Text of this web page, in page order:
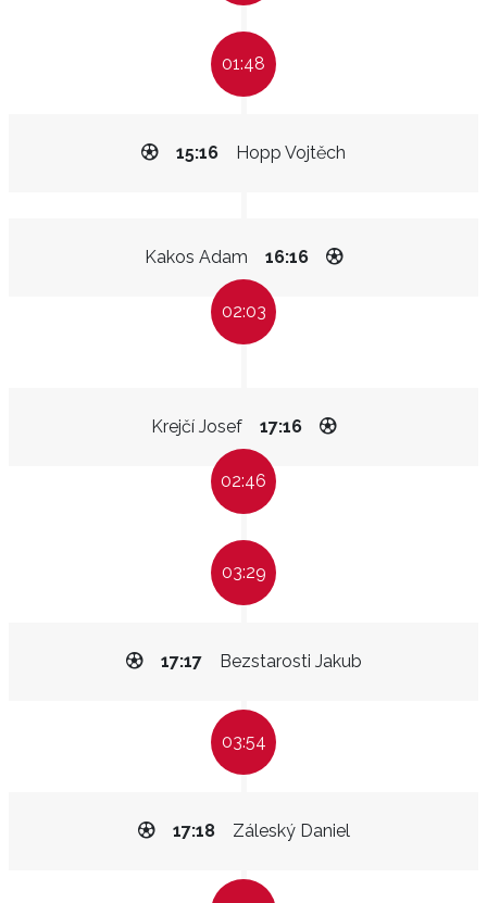
01:48
Hopp Vojtěch
15:16
Kakos Adam 16:16
02:03
Krejčí Josef 17:16
02:46
03:29
Bezstarosti Jakub
17:17
03:54
Záleský Daniel
17:18